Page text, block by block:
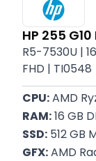
HP 255
R5-7530U |
FHD | TI0548
CPU: AMD
RAM: 16 GB
SSD: 512 GB
GFX: AMD